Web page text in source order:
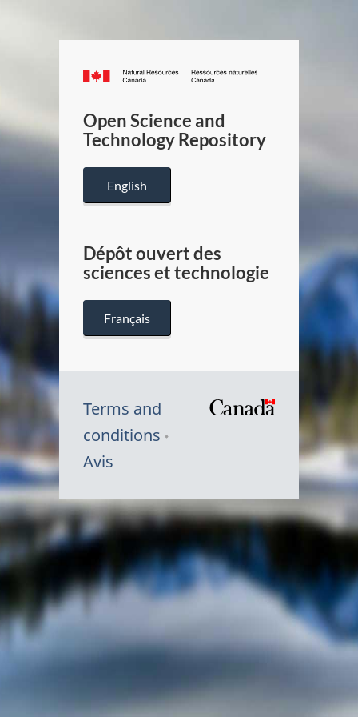
Canada.ca
/
Canada
Open Science and
Technology Repository
English
Dépôt ouvert des
sciences et technologie
Français
Terms and
conditions
Avis
Symbole
du
Canada